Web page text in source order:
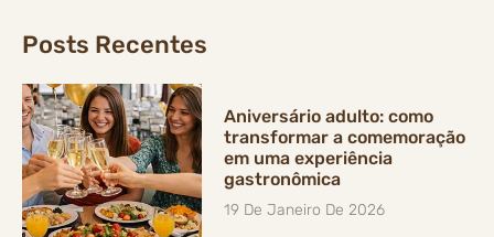
Posts Recentes
Aniversário adulto: como
transformar a comemoração
em uma experiência
gastronômica
19 De Janeiro De 2026